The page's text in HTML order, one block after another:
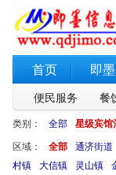
首页 即
便民服务 餐
类别： 全部 星级宾馆
区域： 全部 通济街道
村镇
大信镇 灵山镇